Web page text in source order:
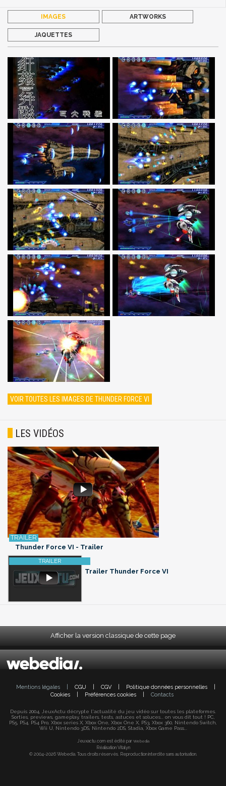
IMAGES ARTWORKS
JAQUETTES
VOIR TOUTES LES IMAGES DE THUNDER FORCE VI
LES VIDÉOS
Thunder Force VI - Trailer
Trailer Thunder Force VI
Afficher la version classique de cette page
Mentions légales CGU CGV Politique données personnelles
Cookies
Préférences cookies Contacts
Depuis 2004, JeuxActu décrypte l'actualité du jeu vidéo sur toutes les plateformes.
Sorties, previews, gameplay, trailers, tests, astuces et soluces... on vous dit tout ! PC,
PS5, PS4, PS4 Pro, Xbox series X, Xbox One, Xbox One X, PS3, Xbox 360, Nintendo Switch,
Wii U, Nintendo 3DS, Nintendo 2DS, Stadia, Xbox Game Pass...
Jeuxactu.com est édité par Webedia
Réalisation Vitalyn
© 2004-2026 Webedia. Tous droits réservés. Reproduction interdite sans autorisation.